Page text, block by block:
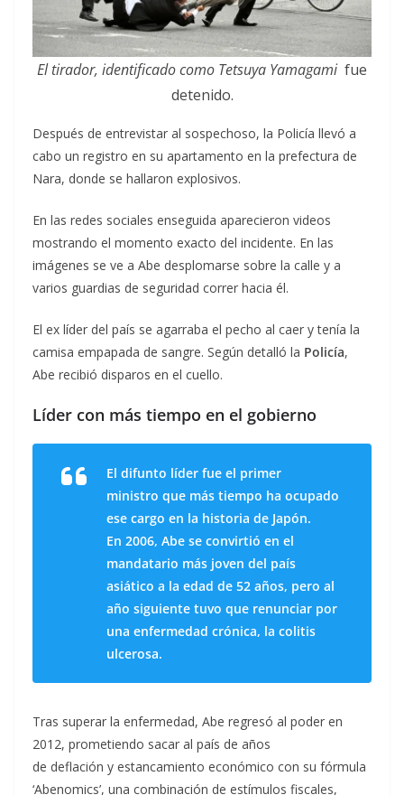
El tirador, identificado como Tetsuya Yamagami fue
detenido.
Después de entrevistar al sospechoso, la Policía llevó a
cabo un registro en su apartamento en la prefectura de
Nara, donde se hallaron explosivos.
En las redes sociales enseguida aparecieron videos
mostrando el momento exacto del incidente. En las
imágenes se ve a Abe desplomarse sobre la calle y a
varios guardias de seguridad correr hacia él.
El ex líder del país se agarraba el pecho al caer y tenía la
camisa empapada de sangre. Según detalló la Policía,
Abe recibió disparos en el cuello.
Líder con más tiempo en el gobierno
El difunto líder fue el primer
ministro que más tiempo ha ocupado
ese cargo en la historia de Japón.
En 2006, Abe se convirtió en el
mandatario más joven del país
asiático a la edad de 52 años, pero al
año siguiente tuvo que renunciar por
una enfermedad crónica, la colitis
ulcerosa.
Tras superar la enfermedad, Abe regresó al poder en
2012, prometiendo sacar al país de años
de deflación y estancamiento económico con su fórmula
‘Abenomics’, una combinación de estímulos fiscales,